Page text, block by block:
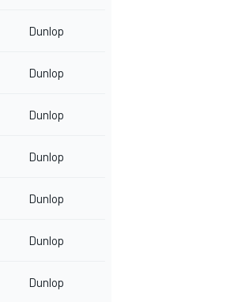
Dunlop
Dunlop
Dunlop
Dunlop
Dunlop
Dunlop
Dunlop